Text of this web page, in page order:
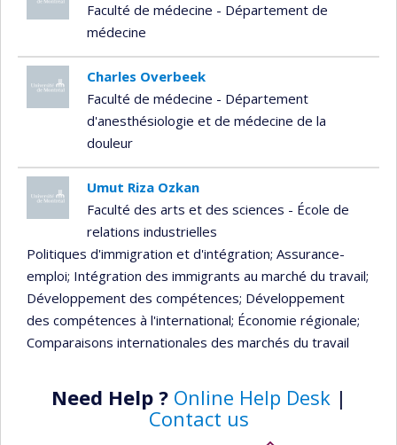
Faculté de médecine - Département de
médecine
Charles Overbeek
Faculté de médecine - Département
d'anesthésiologie et de médecine de la
douleur
Umut Riza Ozkan
Faculté des arts et des sciences - École de
relations industrielles
Politiques d'immigration et d'intégration; Assurance-
emploi; Intégration des immigrants au marché du travail;
Développement des compétences; Développement
des compétences à l'international; Économie régionale;
Comparaisons internationales des marchés du travail
Need Help ? Online Help Desk|
Contact us